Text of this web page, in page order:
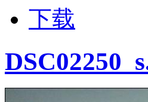
下载